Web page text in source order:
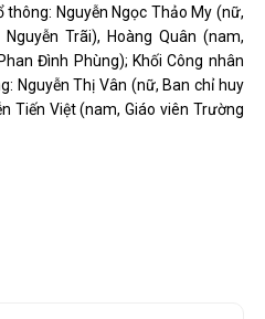
thông: Nguyễn Ngọc Thảo My (nữ,
Trãi), Hoàng Quân (nam,
Đình Phùng); Khối Công nhân
Nguyễn Thị Vân (nữ, Ban chỉ huy
Tiến Việt (nam, Giáo viên Trường